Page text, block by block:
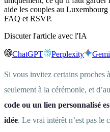
aide les couples au Luxembourg
FAQ et RSVP.
Discuter l'article avec l'IA
ChatGPT Perplexity
Si vous invitez certains proches
seulement à la cérémonie, et
code ou un lien personnalisé
idée. Le vrai intérêt n’est pas le